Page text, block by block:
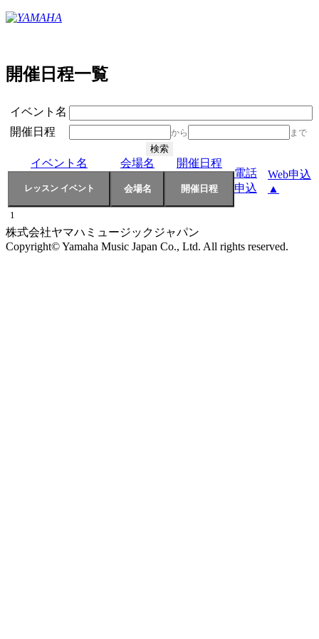
開催日程一覧
イベント名
開催日程
から まで
イベント名 会場名
開催日程
電話
申込
Web申込
▲
1
株式会社ヤマハミュージックジャパン
Copyright© Yamaha Music Japan Co., Ltd. All rights reserved.